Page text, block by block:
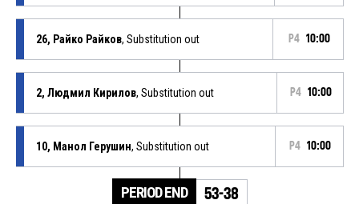
26, Райко Райков, Substitution out P4 10:00
2, Людмил Кирилов, Substitution out P4 10:00
10, Манол Герушин, Substitution out P4 10:00
PERIOD END 53-38